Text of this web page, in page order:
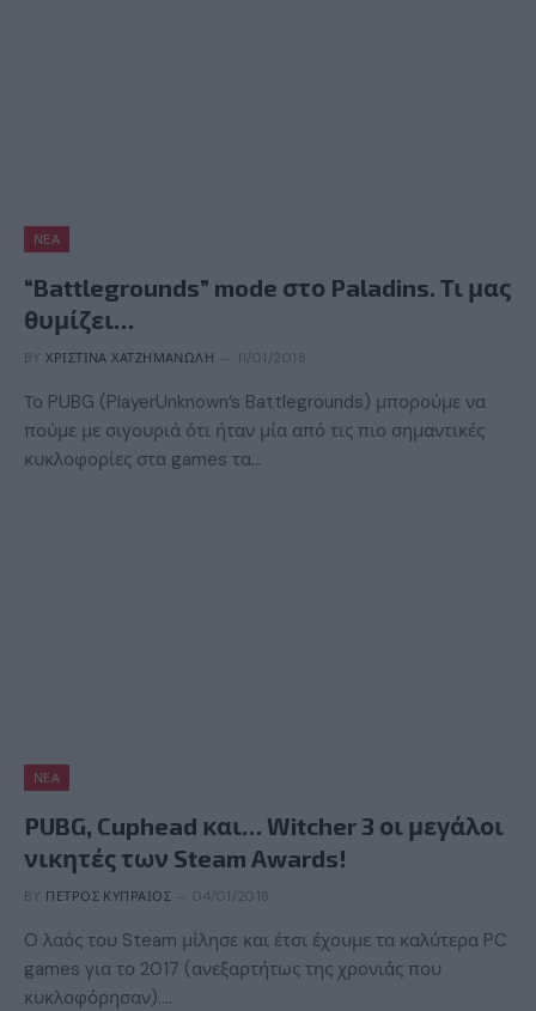
ΝΈΑ
“Battlegrounds” mode στο Paladins. Τι μας
θυμίζει…
BY ΧΡΙΣΤΊΝΑ ΧΑΤΖΗΜΑΝΏΛΗ 11/01/2018
Το PUBG (PlayerUnknown’s Battlegrounds) μπορούμε να
πούμε με σιγουριά ότι ήταν μία από τις πιο σημαντικές
κυκλοφορίες στα games τα…
ΝΈΑ
PUBG, Cuphead και… Witcher 3 οι μεγάλοι
νικητές των Steam Awards!
BY ΠΈΤΡΟΣ ΚΥΠΡΑΊΟΣ 04/01/2018
O λαός του Steam μίλησε και έτσι έχουμε τα καλύτερα PC
games για το 2017 (ανεξαρτήτως της χρονιάς που
κυκλοφόρησαν).…